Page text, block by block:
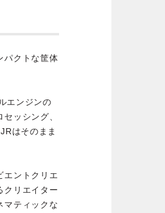
パクトな筐体
エンジンの
ッシング、
はそのまま
エントクリエ
クリエイター
マティックな